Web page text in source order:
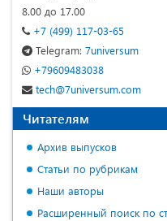
8.00 до 17.00
+7 (499) 117-03-65
Telegram: 7universum
+79609483038
tech@7universum.com
Читателям
Архив выпусков
Статьи по рубрикам
Наши авторы
Расширенный поиск по